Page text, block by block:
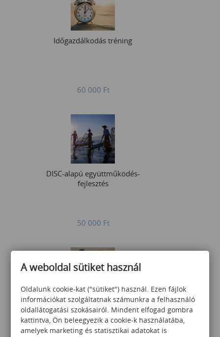
Időgazdálkodás tréning
60 000 Ft
DISC-alapú együttműködés-
fejlesztés
50 000 Ft
Y az X munkahelyen -
generációk közötti
együttműködés fejlesztése
A weboldal sütiket használ
Oldalunk cookie-kat ("sütiket") használ. Ezen fájlok
információkat szolgáltatnak számunkra a felhasználó
oldallátogatási szokásairól. Mindent elfogad gombra
kattintva, Ön beleegyezik a cookie-k használatába,
amelyek marketing és statisztikai adatokat is